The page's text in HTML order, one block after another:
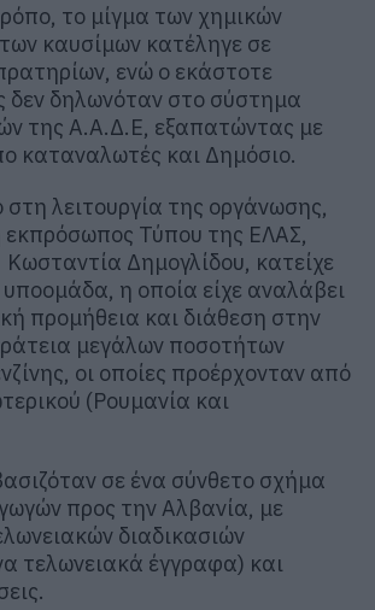
το μίγμα των χημικών
καυσίμων κατέληγε σε
ενώ ο εκάστοτε
δεν δηλωνόταν στο σύστημα
της Α.Α.Δ.Ε, εξαπατώντας με
καταναλωτές και Δημόσιο.
στη λειτουργία της οργάνωσης,
εκπρόσωπος Τύπου της ΕΛΑΣ,
Δημογλίδου, κατείχε
υποομάδα, η οποία είχε αναλάβει
προμήθεια και διάθεση στην
μεγάλων ποσοτήτων
οι οποίες προέρχονταν από
(Ρουμανία και
σε ένα σύνθετο σχήμα
προς την Αλβανία, με
διαδικασιών
τελωνειακά έγγραφα) και